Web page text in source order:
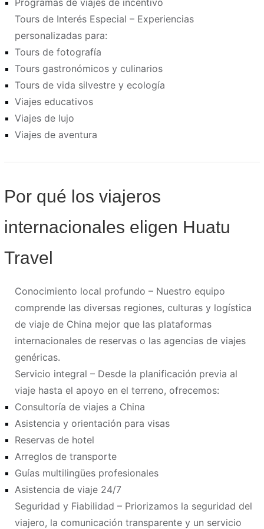
Programas de viajes de incentivo
Tours de Interés Especial – Experiencias
personalizadas para:
Tours de fotografía
Tours gastronómicos y culinarios
Tours de vida silvestre y ecología
Viajes educativos
Viajes de lujo
Viajes de aventura
Por qué los viajeros
internacionales eligen Huatu
Travel
Conocimiento local profundo – Nuestro equipo
comprende las diversas regiones, culturas y logística
de viaje de China mejor que las plataformas
internacionales de reservas o las agencias de viajes
genéricas.
Servicio integral – Desde la planificación previa al
viaje hasta el apoyo en el terreno, ofrecemos:
Consultoría de viajes a China
Asistencia y orientación para visas
Reservas de hotel
Arreglos de transporte
Guías multilingües profesionales
Asistencia de viaje 24/7
Seguridad y Fiabilidad – Priorizamos la seguridad del
viajero, la comunicación transparente y un servicio